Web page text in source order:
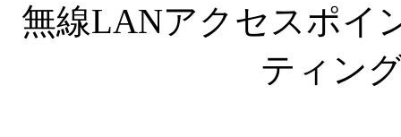
無線LANアクセスポイ
ティン